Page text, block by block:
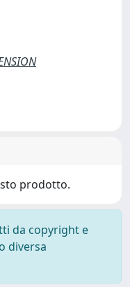
prodotto.
da copyright e
diversa